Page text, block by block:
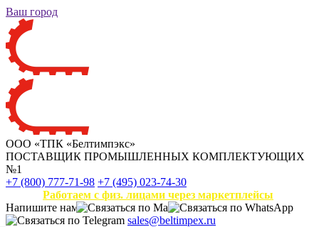
Ваш город
ООО «ТПК «Белтимпэкс»
ПОСТАВЩИК ПРОМЫШЛЕННЫХ КОМПЛЕКТУЮЩИХ
№1
+7 (800) 777-71-98 +7 (495) 023-74-30
Работаем с физ. лицами через маркетплейсы
Напишите нам
sales@beltimpex.ru